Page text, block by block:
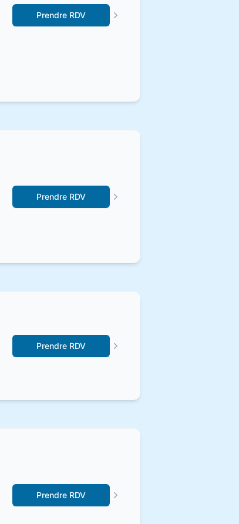
Prendre RDV
Prendre RDV
Prendre RDV
Prendre RDV